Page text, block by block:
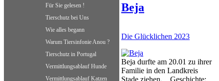
Für Sie gelesen !
Tierschutz bei Uns
Wie alles begann
Warum Tiersinfonie Anou ?
Tierschutz in Portugal
Vermittlungsablauf Hunde
Vermittlungsablauf Katzen
Beja
Die Glücklichen 2023
Beja durfte am 20.01 zu ihrer
Familie in den Landkreis